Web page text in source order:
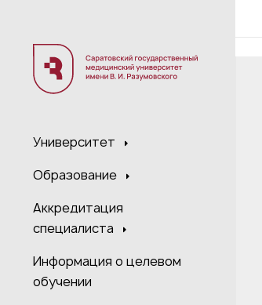
Университет
Образование
Аккредитация
специалиста
Информация о целевом
обучении